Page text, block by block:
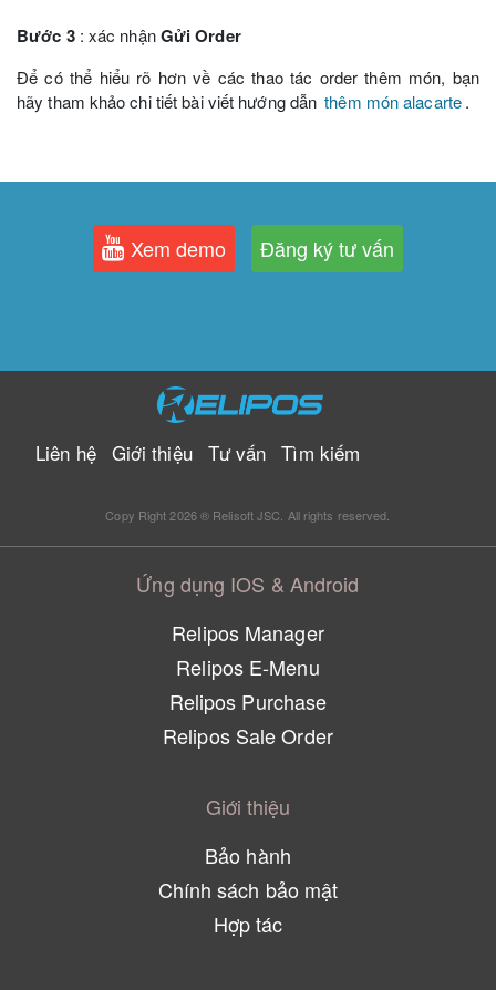
Bước 3: xác nhậnGửi Order
Để có thể hiểu rõ hơn về các thao tác order thêm món, bạn
hãy tham khảo chi tiết bài viết hướng dẫn thêm món alacarte.
Xem demo Đăng ký tư vấn
Liên hệ Giới thiệu Tư vấn Tìm kiếm
Copy Right 2026 ® Relisoft JSC. All rights reserved.
Ứng dụng IOS & Android
Relipos Manager
Relipos E-Menu
Relipos Purchase
Relipos Sale Order
Giới thiệu
Bảo hành
Chính sách bảo mật
Hợp tác